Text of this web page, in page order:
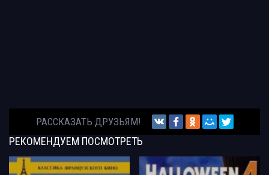
РАССКАЗАТЬ ДРУЗЬЯМ!
РЕКОМЕНДУЕМ ПОСМОТРЕТЬ